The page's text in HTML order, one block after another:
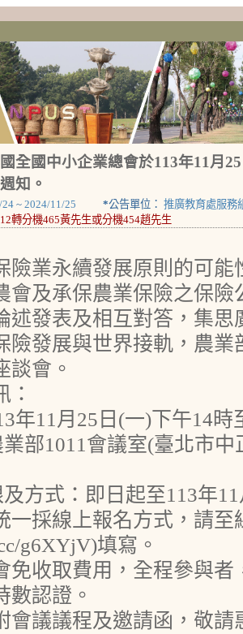
全國中小企業總會於113年11月
知。
24 ~ 2024/11/25 *公告單位： 推廣教育處服務
轉分機465黃先生或分機454趙先生
險業永續發展原則的可
會及承保農業保險之保
述發表及相互對答，集
險發展與世界接軌，農
談會。
：
年11月25日(一)下午14時
部1011會議室(臺北市中
方式：即日起至113年
一採線上報名方式，請至
g6XYjV)填寫。
免收取費用，全程參與者
數認證。
會議議程及邀請函，敬